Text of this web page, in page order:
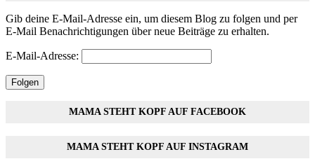
Gib deine E-Mail-Adresse ein, um diesem Blog zu folgen und per
E-Mail Benachrichtigungen über neue Beiträge zu erhalten.
E-Mail-Adresse:
Folgen
MAMA STEHT KOPF AUF FACEBOOK
MAMA STEHT KOPF AUF INSTAGRAM